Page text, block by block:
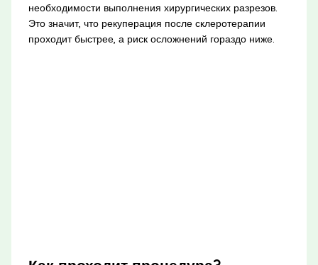
необходимости выполнения хирургических разрезов.
Это значит, что рекуперация после склеротерапии
проходит быстрее, а риск осложнений гораздо ниже.